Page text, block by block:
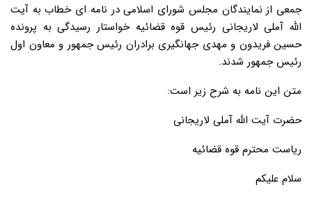
جمعی از نمایندگان مجلس شورای اسلامی در نامه ای خطاب به آیت
الله آملی لاریجانی رئیس قوه قضائیه خواستار رسیدگی به پرونده
حسین فریدون و مهدی جهانگیری برادران رئیس جمهور و معاون اول
رئیس جمهور شدند.
متن این نامه به شرح زیر است:
حضرت آیت الله آملی لاریجانی
ریاست محترم قوه قضائیه
سلام علیکم